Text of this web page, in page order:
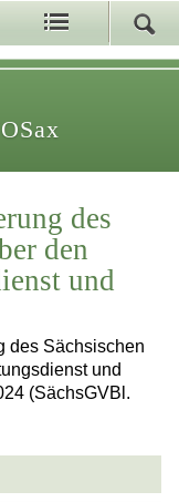
des
den
und
des Sächsischen
und
(SächsGVBl.